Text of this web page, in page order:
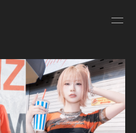
PROFILE
DISCOGRAPHY
BLOG